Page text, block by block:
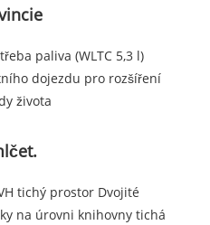
paliva (WLTC 5,3 l)
dojezdu pro rozšíření
života
tichý prostor Dvojité
na úrovni knihovny tichá